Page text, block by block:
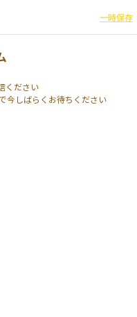
一時保存
ください
今しばらくお待ちください